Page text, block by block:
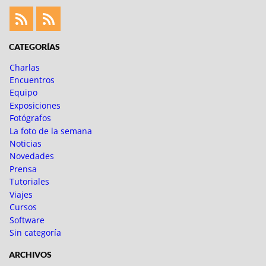
Feed
Feed
CATEGORÍAS
Charlas
Encuentros
Equipo
Exposiciones
Fotógrafos
La foto de la semana
Noticias
Novedades
Prensa
Tutoriales
Viajes
Cursos
Software
Sin categoría
ARCHIVOS